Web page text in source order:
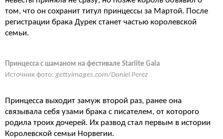
том, что он сохранит титул принцессы за Мартой. После
регистрации брака Дурек станет частью королевской
семьи.
Принцесса с шаманом на фестивале Starlite Gala
Источник фото: gettyimages.com/Daniel Perez
Принцесса выходит замуж второй раз, ранее она
связывала себя узами брака с писателем, от которого
родила троих дочерей. Их развод стал первым в истории
Королевской семьи Норвегии.